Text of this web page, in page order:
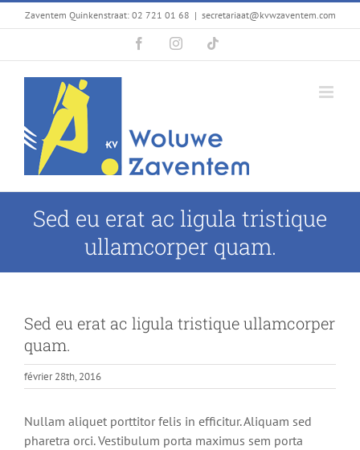
Passer
au
Zaventem Quinkenstraat: 02 721 01 68 | secretariaat@kvwzaventem.com
FacebookInstagram
Sed eu erat ac ligula tristique
ullamcorper quam.
Sed eu erat ac ligula tristique ullamcorper
quam.
février 28th, 2016
Nullam aliquet porttitor felis in efficitur. Aliquam sed
pharetra orci. Vestibulum porta maximus sem porta